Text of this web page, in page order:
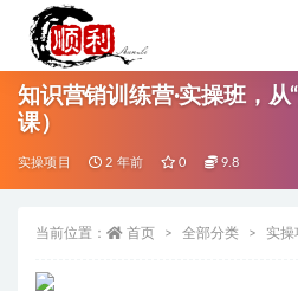
知识营销训练营·实操班，从
课）
实操项目 2 年前 0 9.8
当前位置： 首页 全部分类 实操
全部